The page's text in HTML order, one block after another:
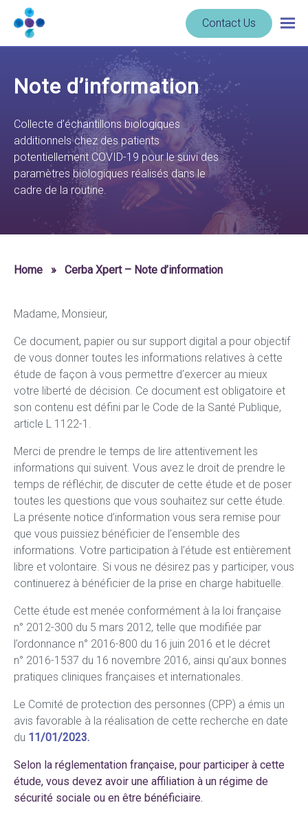
Skip to content
Navigate
to
homepage
Cerba
Research
Contact Us
Note d’information
Collecte d’échantillons biologiques
additionnels chez des patients
potentiellement COVID-19 pour le suivi des
paramètres biologiques réalisés dans le
cadre de la routine.
Home » Cerba Xpert – Note d’information
Madame, Monsieur,
Ce document, papier ou sur support digital a pour objectif
de vous donner toutes les informations relatives à cette
étude de façon à vous permettre d’exercer au mieux
votre liberté de décision. Ce document est obligatoire et
son contenu est défini par le Code de la Santé Publique,
article L 1122-1.
Merci de prendre le temps de lire attentivement les
informations qui suivent. Vous avez le droit de prendre le
temps de réfléchir, de discuter de cette étude et de poser
toutes les questions que vous souhaitez sur cette étude.
La présente notice d’information vous sera remise pour
que vous puissiez bénéficier de l’ensemble des
informations. Votre participation à l’étude est entièrement
libre et volontaire. Si vous ne désirez pas y participer, vous
continuerez à bénéficier de la prise en charge habituelle.
Cette étude est menée conformément à la loi française
n° 2012-300 du 5 mars 2012, telle que modifiée par
l’ordonnance n° 2016-800 du 16 juin 2016 et le décret
n° 2016-1537 du 16 novembre 2016, ainsi qu’aux bonnes
pratiques cliniques françaises et internationales.
Le Comité de protection des personnes (CPP) a émis un
avis favorable à la réalisation de cette recherche en date
du 11/01/2023.
Selon la réglementation française, pour participer à cette
étude, vous devez avoir une affiliation à un régime de
sécurité sociale ou en être bénéficiaire.